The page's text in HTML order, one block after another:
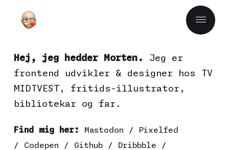
Hej, jeg hedder Morten.
Jeg er
frontend udvikler & designer hos TV
MIDTVEST, fritids-illustrator,
bibliotekar og far.
Find mig her: Mastodon /
Pixelfed
/ Codepen / Github/ Dribbble /